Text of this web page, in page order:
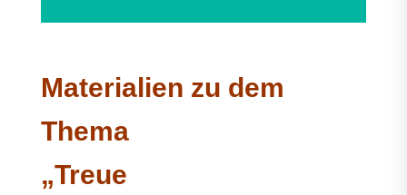
Materialien zu dem
Thema
„Treue